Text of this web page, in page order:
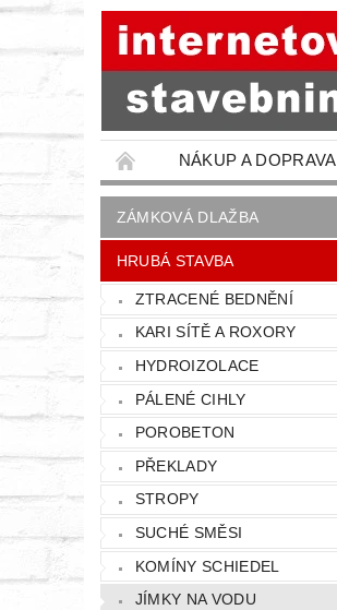
NÁKUP A DOPRAVA
ZÁMKOVÁ DLAŽBA
HRUBÁ STAVBA
ZTRACENÉ BEDNĚNÍ
KARI SÍTĚ A ROXORY
HYDROIZOLACE
PÁLENÉ CIHLY
POROBETON
PŘEKLADY
STROPY
SUCHÉ SMĚSI
KOMÍNY SCHIEDEL
JÍMKY NA VODU